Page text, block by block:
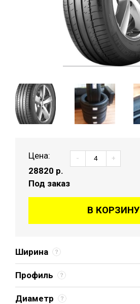
Ширина
Профиль
Диаметр
Цена:
28820 р.
Под заказ
- +
В КОРЗИНУ